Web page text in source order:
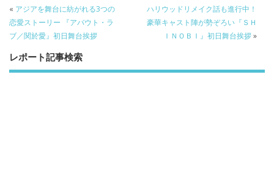
b
o
o
k
er a
o
« アジアを舞台に紡がれる3つの
恋愛ストーリー 『アバウト・ラ
ブ／関於愛』初日舞台挨拶
ハリウッドリメイク話も進行中！
豪華キャスト陣が勢ぞろい『ＳＨ
ＩＮＯＢＩ』初日舞台挨拶»
レポート記事検索